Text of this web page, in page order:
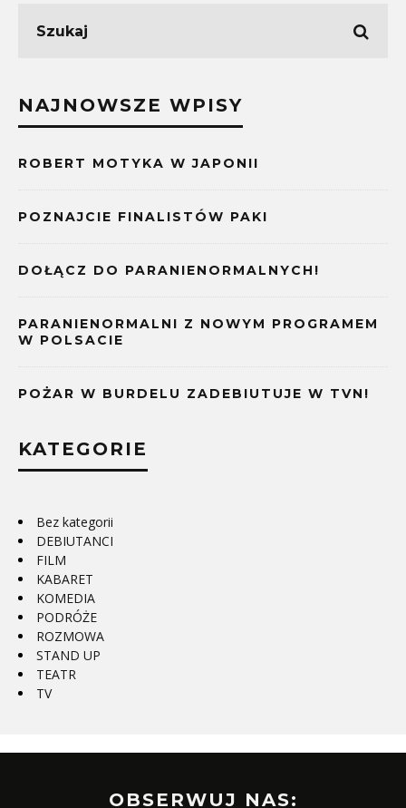
NAJNOWSZE WPISY
ROBERT MOTYKA W JAPONII
POZNAJCIE FINALISTÓW PAKI
DOŁĄCZ DO PARANIENORMALNYCH!
PARANIENORMALNI Z NOWYM PROGRAMEM
W POLSACIE
POŻAR W BURDELU ZADEBIUTUJE W TVN!
KATEGORIE
Bez kategorii
DEBIUTANCI
FILM
KABARET
KOMEDIA
PODRÓŻE
ROZMOWA
STAND UP
TEATR
TV
OBSERWUJ NAS: